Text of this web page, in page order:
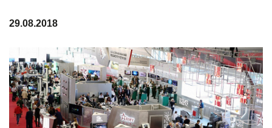
29.08.2018